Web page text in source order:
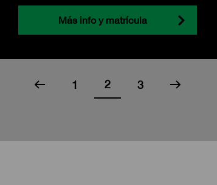
Más info y matrícula
1 2 3